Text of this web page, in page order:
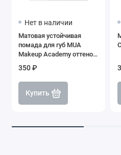
Нет в наличии
Матовая устойчивая
помада для губ MUA
Makeup Academy оттенок
Bona Fide
350 ₽
Купить